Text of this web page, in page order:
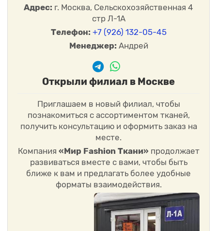
Адрес: г. Москва, Сельскохозяйственная 4
стр Л-1А
Телефон: +7 (926) 132-05-45
Менеджер: Андрей
Открыли филиал в Москве
Приглашаем в новый филиал, чтобы
познакомиться с ассортиментом тканей,
получить консультацию и оформить заказ на
месте.
Компания «Мир Fashion Ткани» продолжает
развиваться вместе с вами, чтобы быть
ближе к вам и предлагать более удобные
форматы взаимодействия.